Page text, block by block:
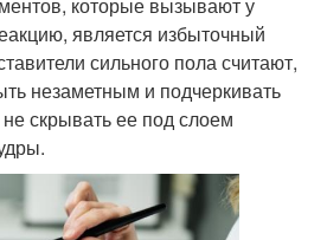
является избыточный
сильного пола считают,
незаметным и подчеркивать
скрывать ее под слоем